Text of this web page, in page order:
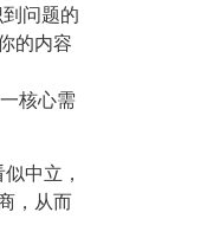
问题的
的内容
核心需
中立，
，从而